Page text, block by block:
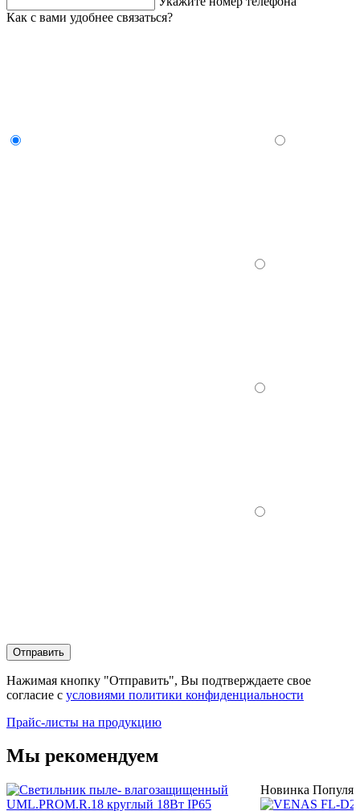
Как с вами удобнее связаться?
Отправить
Нажимая кнопку "Отправить", Вы подтверждаете свое
согласие с условиями политики конфиденциальности
Прайс-листы на продукцию
Мы рекомендуем
Новинка